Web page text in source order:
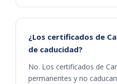
¿Los certificados de
de caducidad?
No. Los certificados de
permanentes y no